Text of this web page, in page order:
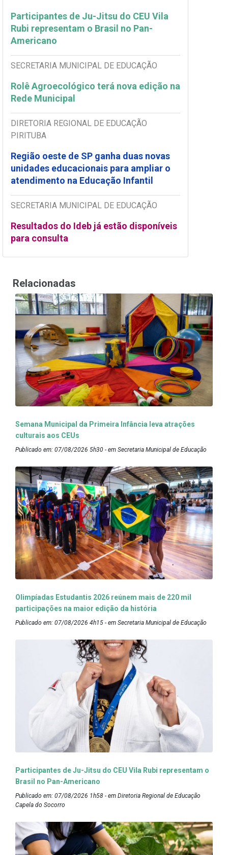
Participantes de Ju-Jitsu do CEU Vila
Rubi representam o Brasil no Pan-
Americano
SECRETARIA MUNICIPAL DE EDUCAÇÃO
Rolê Agroecológico terá nova edição na
Rede Municipal
DIRETORIA REGIONAL DE EDUCAÇÃO
PIRITUBA
Região oeste de SP ganha duas novas
unidades educacionais para ampliar o
atendimento na Educação Infantil
SECRETARIA MUNICIPAL DE EDUCAÇÃO
Resultados do Ideb já estão disponíveis
para consulta
Relacionadas
Semana Municipal da Primeira Infância leva atrações
culturais aos CEUs
Publicado em: 07/08/2026 5h30 - em Secretaria Municipal de Educação
Olimpíadas Estudantis 2026 reúnem mais de 220 mil
participações na maior edição da história
Publicado em: 07/08/2026 4h15 - em Secretaria Municipal de Educação
Participantes de Ju-Jitsu do CEU Vila Rubi representam o
Brasil no Pan-Americano
Publicado em: 07/08/2026 1h58 - em Diretoria Regional de Educação
Capela do Socorro